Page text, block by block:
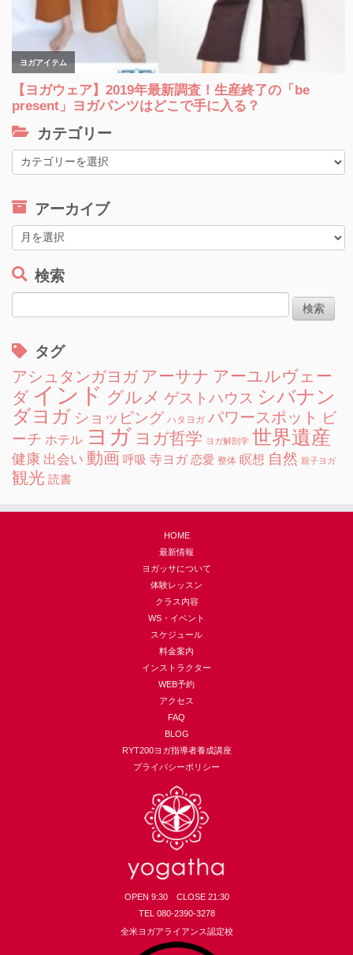
カテゴリー
カ
テ
リ
ー
アーカイブ
ー
カ
検索
索:
タグ
アシュタンガヨガ アーサナ アーユルヴェー
ダ インド グルメ ゲストハウス シバナン
ダヨガ ショッピング ハタヨガ パワースポット ビ
ーチ ホテル ヨガ ヨガ哲学 ヨガ解剖学 世界遺産
健康 出会い 動画 呼吸 寺ヨガ 恋愛 整体 瞑想 自然 親子ヨガ
観光 読書
HOME
最新情報
ヨガッサについて
体験レッスン
クラス内容
WS・イベント
スケジュール
料金案内
インストラクター
WEB予約
アクセス
FAQ
BLOG
RYT200ヨガ指導者養成講座
プライバシーポリシー
OPEN 9:30 CLOSE 21:30
TEL 080-2390-3278
全米ヨガアライアンス認定校